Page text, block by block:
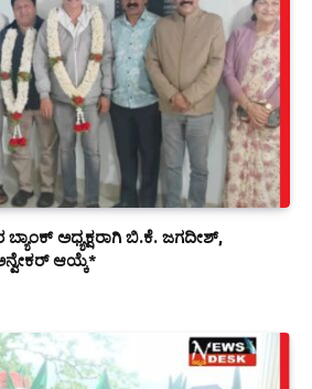
ಅಧ್ಯಕ್ಷರಾಗಿ ಬಿ.ಕೆ. ಜಗದೀಶ್,
ಆಯ್ಕೆ*